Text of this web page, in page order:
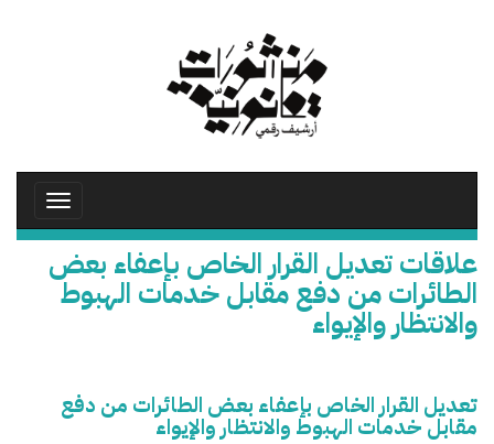
Toggle
علاقات تعديل القرار الخاص بإعفاء بعض
الطائرات من دفع مقابل خدمات الهبوط
والانتظار والإيواء
تعديل القرار الخاص بإعفاء بعض الطائرات من دفع
مقابل خدمات الهبوط والانتظار والإيواء